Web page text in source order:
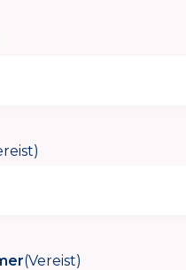
(Vereist)